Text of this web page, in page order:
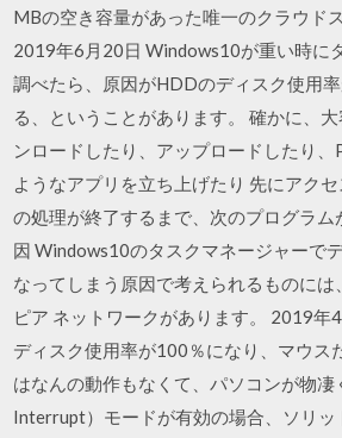
MBの空き容量があった唯一のクラウド
2019年6月20日 Windows10が重い時に
調べたら、原因がHDDのディスク使用
る、ということがあります。 確かに、
ンロードしたり、アップロードしたり、
ようなアプリを立ち上げたり 先にアク
の処理が終了するまで、次のプログラム
因 Windows10のタスクマネージャーで
なってしまう原因で考えられるものに
ピア ネットワークがあります。 2019年
ディスク使用率が100％になり、マウス
はなんの動作もなくて、パソコンが物凄
Interrupt）モードが有効の場合、ソリッ